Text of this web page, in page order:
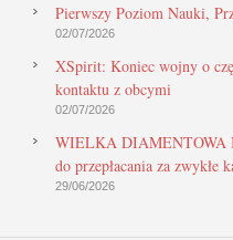
Pierwszy Poziom Nauki,
02/07/2026
XSpirit: Koniec wojny o
kontaktu z obcymi
02/07/2026
WIELKA DIAMENTOWA
do przepłacania za zwykłe
29/06/2026